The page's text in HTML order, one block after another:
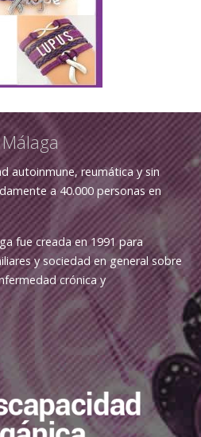
autoinmune, reumática y sin
a 40.000 personas en
fue creada en 1991 para
y sociedad en general sobre
crónica y